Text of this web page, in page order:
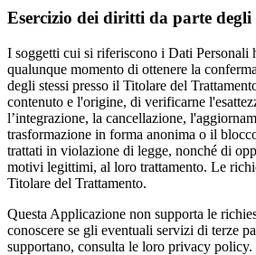
Esercizio dei diritti da parte degli
I soggetti cui si riferiscono i Dati Personali
qualunque momento di ottenere la
degli stessi presso il Titolare del
contenuto e l'origine, di verificarne
l’integrazione, la cancellazione,
trasformazione in forma anonima o il
trattati in violazione di legge, nonché di
motivi legittimi, al loro trattamento. Le
Titolare del Trattamento.
Questa Applicazione non supporta le
conoscere se gli eventuali servizi di terze
supportano, consulta le loro privacy policy.